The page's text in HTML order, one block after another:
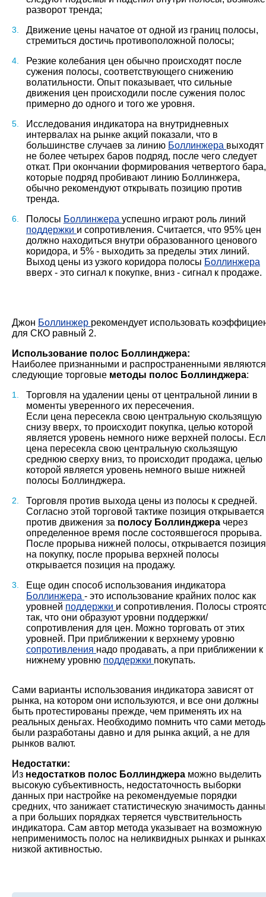
разворот тренда;
Движение цены начатое от одной из границ полосы,
стремиться достичь противоположной полосы;
Резкие колебания цен обычно происходят после
сужения полосы, соответствующего снижению
волатильности. Опыт показывает, что сильные
движения цен происходили после сужения полос
примерно до одного и того же уровня.
Исследования индикатора на внутридневных
интервалах на рынке акций показали, что в
большинстве случаев за линию Боллинжера выходят
не более четырех баров подряд, после чего следует
откат. При окончании формирования четвертого бара,
которые подряд пробивают линию Боллинжера,
обычно рекомендуют открывать позицию против
тренда.
Полосы Боллинжера успешно играют роль линий
поддержки и сопротивления. Считается, что 95% цен
должно находиться внутри образованного ценового
коридора, и 5% - выходить за пределы этих линий.
Выход цены из узкого коридора полосы Боллинжера
вверх - это сигнал к покупке, вниз - сигнал к продаже.
Джон Боллинжер рекомендует использовать
для СКО равный 2.
Использование полос Боллинджера:
Наиболее признанными и распространенными являются
следующие торговые методы полос Боллинджера:
Торговля на удалении цены от центральной линии в
моменты уверенного их пересечения.
Если цена пересекла свою центральную скользящую
снизу вверх, то происходит покупка, целью которой
является уровень немного ниже верхней полосы.
цена пересекла свою центральную скользящую
среднюю сверху вниз, то происходит продажа, целью
которой является уровень немного выше нижней
полосы Боллинджера.
Торговля против выхода цены из полосы к средней.
Согласно этой торговой тактике позиция открывается
против движения за полосу Боллинджера через
определенное время после состоявшегося прорыва.
После прорыва нижней полосы, открывается позиция
на покупку, после прорыва верхней полосы
открывается позиция на продажу.
Еще один способ использования индикатора
Боллинжера - это использование крайних полос как
уровней поддержки и сопротивления. Полосы
так, что они образуют уровни поддержки/
сопротивления для цен. Можно торговать от этих
уровней. При приближении к верхнему уровню
сопротивления надо продавать, а при приближении к
нижнему уровню поддержки покупать.
Сами варианты использования индикатора зависят от
рынка, на котором они используются, и все они должны
быть протестированы прежде, чем применять их на
реальных деньгах. Необходимо помнить что сами
были разработаны давно и для рынка акций, а не для
рынков валют.
Недостатки:
Из недостатков полос Боллинджера можно выделить
высокую субъективность, недостаточность выборки
данных при настройке на рекомендуемые порядки
средних, что занижает статистическую значимость
а при больших порядках теряется чувствительность
индикатора. Сам автор метода указывает на возможную
неприменимость полос на неликвидных рынках и
низкой активностью.